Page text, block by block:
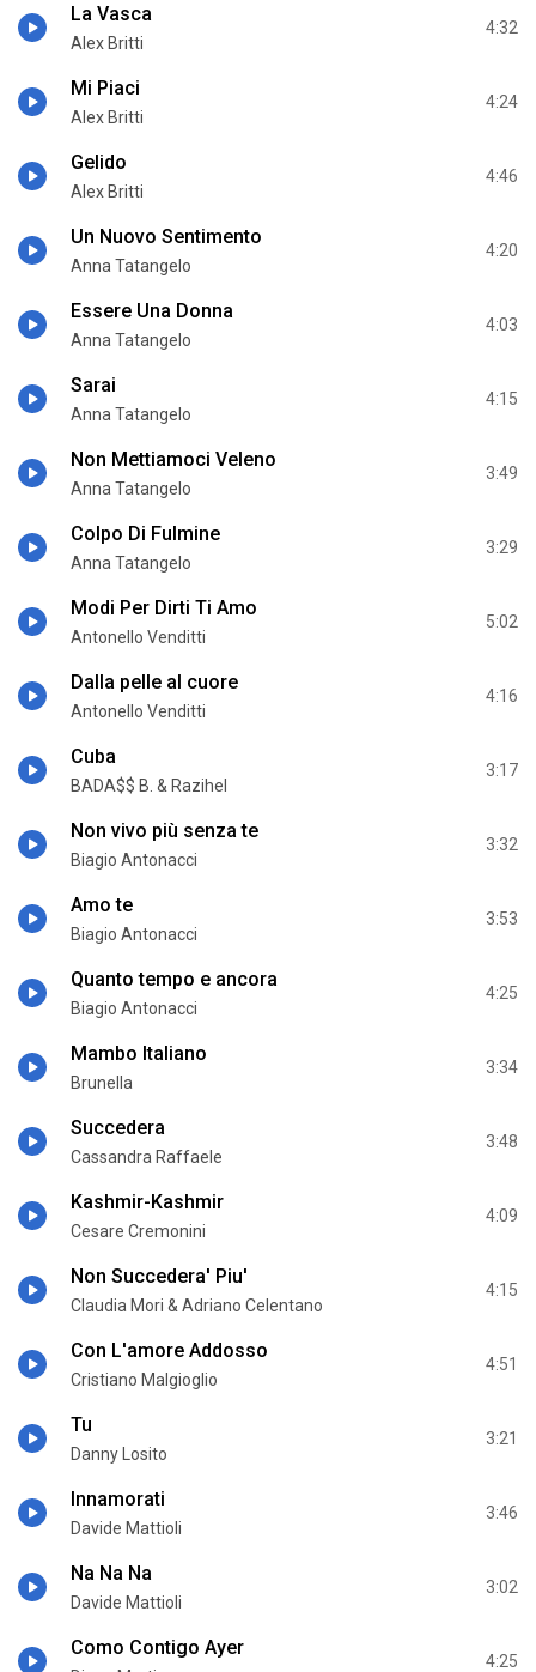
La Vasca
Alex Britti
4:32
Mi Piaci
Alex Britti
4:24
Gelido
Alex Britti
4:46
Un Nuovo Sentimento
Anna Tatangelo
4:20
Essere Una Donna
Anna Tatangelo
4:03
Sarai
Anna Tatangelo
4:15
Non Mettiamoci Veleno
Anna Tatangelo
3:49
Colpo Di Fulmine
Anna Tatangelo
3:29
Modi Per Dirti Ti Amo
Antonello Venditti
5:02
Dalla pelle al cuore
Antonello Venditti
4:16
Cuba
BADA$$ B. & Razihel
3:17
Non vivo più senza te
Biagio Antonacci
3:32
Amo te
Biagio Antonacci
3:53
Quanto tempo e ancora
Biagio Antonacci
4:25
Mambo Italiano
Brunella
3:34
Succederа
Cassandra Raffaele
3:48
Kashmir-Kashmir
Cesare Cremonini
4:09
Non Succedera' Piu'
Claudia Mori & Adriano Celentano
4:15
Con L'amore Addosso
Cristiano Malgioglio
4:51
Tu
Danny Losito
3:21
Innamorati
Davide Mattioli
3:46
Na Na Na
Davide Mattioli
3:02
Como Contigo Ayer
4:25